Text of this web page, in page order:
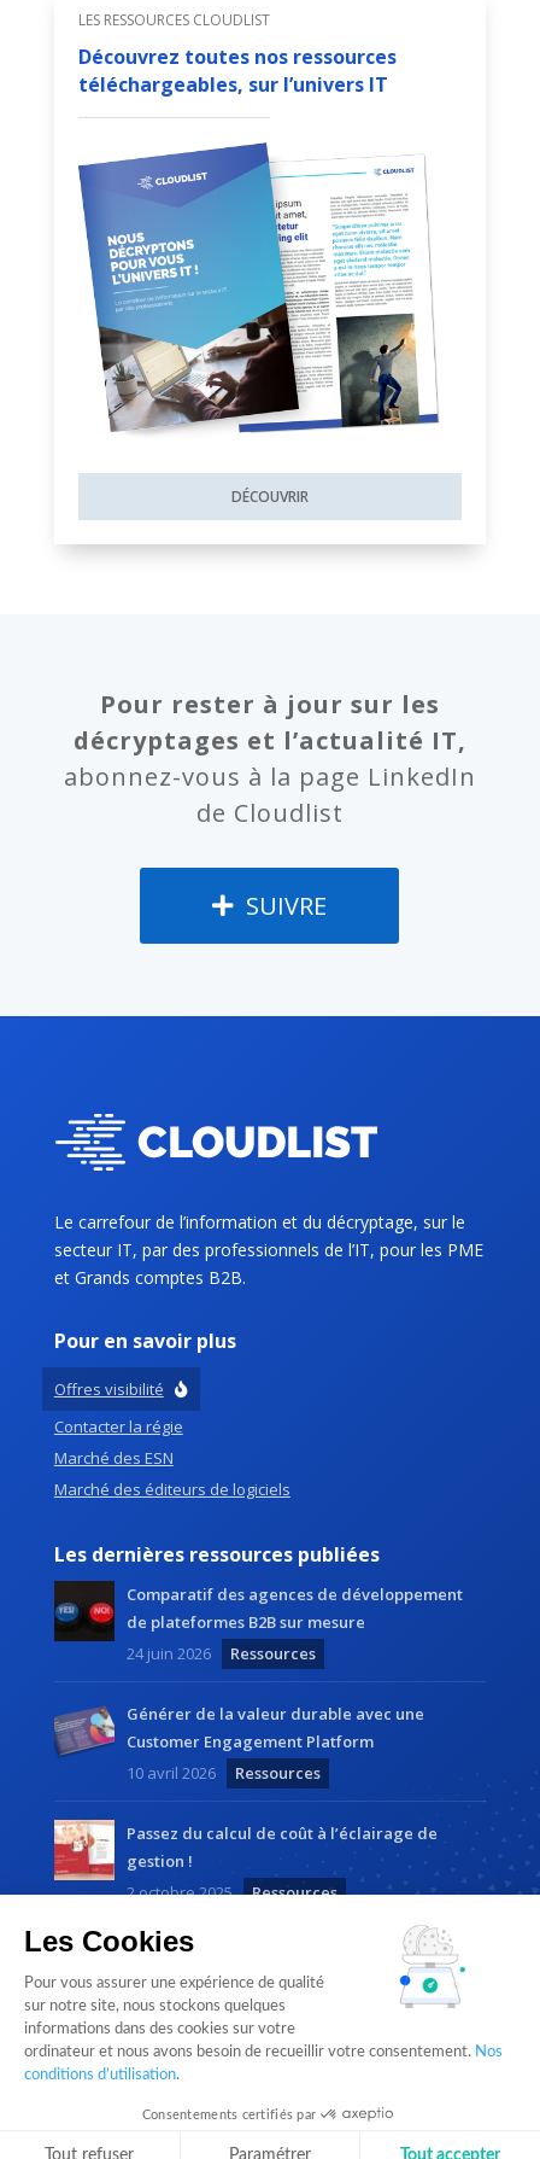
LES RESSOURCES CLOUDLIST
Découvrez toutes nos ressources
téléchargeables, sur l’univers IT
DÉCOUVRIR
Pour rester à jour sur les
décryptages et l’actualité IT,
abonnez-vous à la page LinkedIn
de Cloudlist
SUIVRE
Le carrefour de l’information et du décryptage, sur le
secteur IT, par des professionnels de l’IT, pour les PME
et Grands comptes B2B.
Pour en savoir plus
Offres visibilité
Contacter la régie
Marché des ESN
Marché des éditeurs de logiciels
Les dernières ressources publiées
Comparatif des agences de développement
de plateformes B2B sur mesure
24 juin 2026
Ressources
Générer de la valeur durable avec une
Customer Engagement Platform
10 avril 2026
Ressources
Passez du calcul de coût à l’éclairage de
gestion !
2 octobre 2025
Ressources
Cloudlist byMagnetic Way• Tous droits réservés |
Suivez-nous sur LinkedIn
Les Cookies
Pour vous assurer une expérience de qualité
sur notre site, nous stockons quelques
informations dans des cookies sur votre
ordinateur et nous avons besoin de recueillir votre consentement. Nos
conditions d’utilisation.
Consentements certifiés par
Tout refuser Paramétrer Tout accepter